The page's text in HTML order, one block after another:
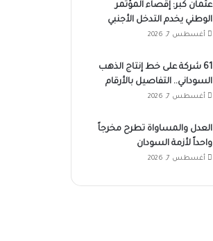
عثمان كبر: إقصاء المؤتمر
الوطني يخدم التدخل الأجنبي
أغسطس 7, 2026
61 شركة على خط إنتاج الذهب
السوداني.. التفاصيل بالأرقام
أغسطس 7, 2026
العدل والمساواة تطرح مخرجاً
واحداً لأزمة السودان
أغسطس 7, 2026